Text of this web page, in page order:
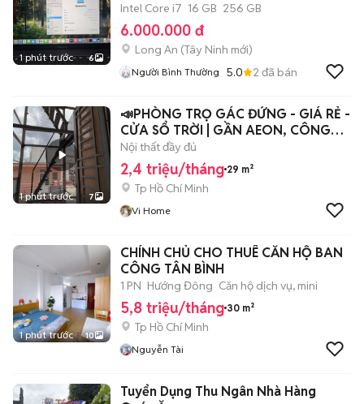
1 phút trước 6
Intel Core i7 16 GB 256 GB
6.000.000 đ
Long An (Tây Ninh mới)
Người Bình Thường 5.0 2 đã bán
1 phút trước 7
📣PHÒNG TRỌ GÁC ĐỨNG - GIÁ RẺ -
CỬA SỔ TRỜI | GẦN AEON, CÔNG
THƯƠNG 📣
Nội thất đầy đủ
2,4 triệu/tháng 29 m²
Tp Hồ Chí Minh
Vi Home
1 phút trước 10
CHÍNH CHỦ CHO THUÊ CĂN HỘ BAN
CÔNG TÂN BÌNH
1 PN Hướng Đông Căn hộ dịch vụ, mini
5,8 triệu/tháng 30 m²
Tp Hồ Chí Minh
Nguyễn Tài
Tuyển Dụng Thu Ngân Nhà Hàng